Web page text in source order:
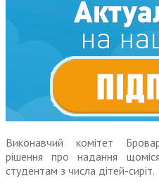
Виконавчий комітет
рішення про надання
студентам з числа дітей-сиріт.